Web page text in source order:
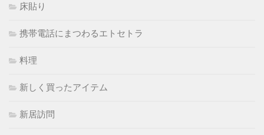
床貼り
携帯電話にまつわるエトセトラ
料理
新しく買ったアイテム
新居訪問